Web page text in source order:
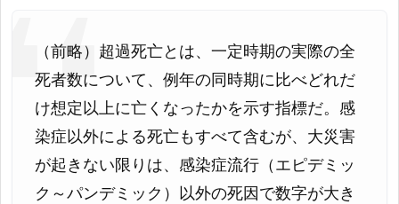
（前略）超過死亡とは、一定時期の実際の全
死者数について、例年の同時期に比べどれだ
け想定以上に亡くなったかを示す指標だ。感
染症以外による死亡もすべて含むが、大災害
が起きない限りは、感染症流行（エピデミッ
ク～パンデミック）以外の死因で数字が大き